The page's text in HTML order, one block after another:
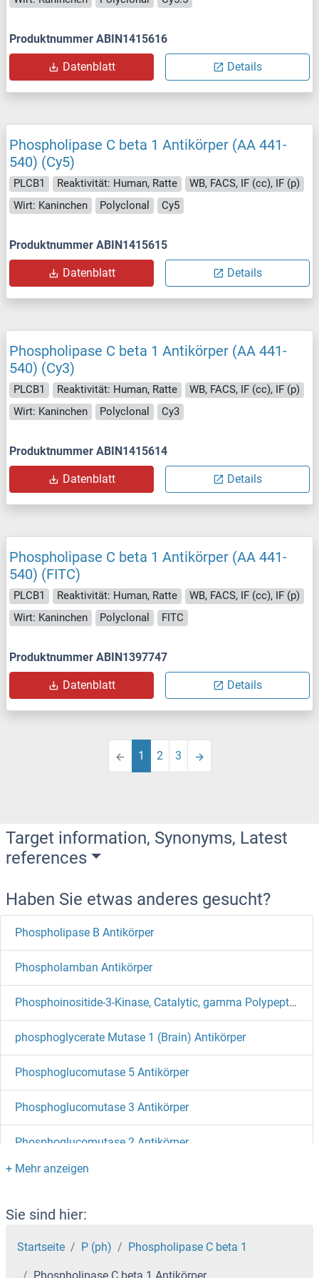
Produktnummer ABIN1415616
Datenblatt Details
Phospholipase C beta 1 Antikörper (AA 441-
540) (Cy5)
PLCB1 Reaktivität: Human, Ratte
WB, FACS, IF (cc), IF (p)
Wirt: Kaninchen
Polyclonal Cy5
Produktnummer ABIN1415615
Datenblatt Details
Phospholipase C beta 1 Antikörper (AA 441-
540) (Cy3)
PLCB1 Reaktivität: Human, Ratte
WB, FACS, IF (cc), IF (p)
Wirt: Kaninchen
Polyclonal Cy3
Produktnummer ABIN1415614
Datenblatt Details
Phospholipase C beta 1 Antikörper (AA 441-
540) (FITC)
PLCB1 Reaktivität: Human, Ratte
WB, FACS, IF (cc), IF (p)
Wirt: Kaninchen
Polyclonal FITC
Produktnummer ABIN1397747
Datenblatt Details
1 2 3
Target information, Synonyms, Latest
references
Haben Sie etwas anderes gesucht?
Phospholipase B Antikörper
Phospholamban Antikörper
Phosphoinositide-3-Kinase, Catalytic, gamma Polypeptide Antikörper
phosphoglycerate Mutase 1 (Brain) Antikörper
Phosphoglucomutase 5 Antikörper
Phosphoglucomutase 3 Antikörper
Phosphoglucomutase 2 Antikörper
Phosphoglucomutase 1 Antikörper
phosphofructokinase, Muscle Antikörper
Sie sind hier:
Startseite P (ph) Phospholipase C beta 1